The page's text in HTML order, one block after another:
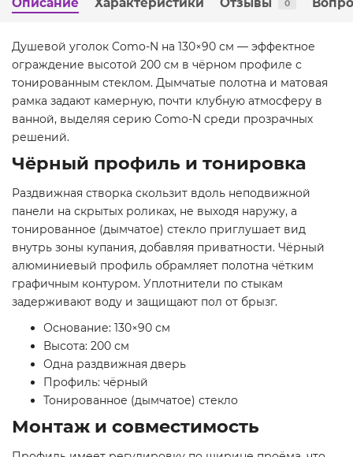
Описание Характеристики Отзывы 0
Душевой уголок Como-N на 130×90 см — эффектное
ограждение высотой 200 см в чёрном профиле с
тонированным стеклом. Дымчатые полотна и матовая
рамка задают камерную, почти клубную атмосферу в
ванной, выделяя серию Como-N среди прозрачных
решений.
Чёрный профиль и тонировка
Раздвижная створка скользит вдоль неподвижной
панели на скрытых роликах, не выходя наружу, а
тонированное (дымчатое) стекло приглушает вид
внутрь зоны купания, добавляя приватности. Чёрный
алюминиевый профиль обрамляет полотна чётким
графичным контуром. Уплотнители по стыкам
задерживают воду и защищают пол от брызг.
Основание: 130×90 см
Высота: 200 см
Одна раздвижная дверь
Профиль: чёрный
Тонированное (дымчатое) стекло
Монтаж и совместимость